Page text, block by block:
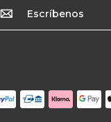
Escríbenos